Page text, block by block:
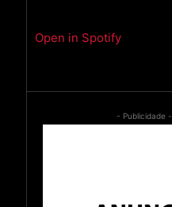
Open in Spotify
- Publicidade -